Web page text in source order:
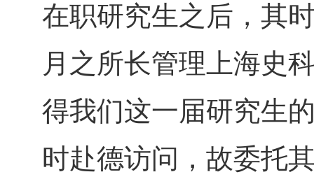
在职研究生之后，其
月之所长管理上海史
得我们这一届研究生
时赴德访问，故委托